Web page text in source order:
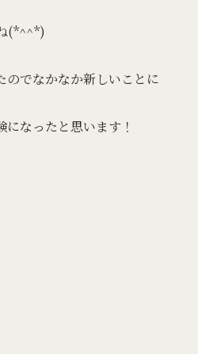
(*^^*)
のでなかなか新しいことに
なったと思います！